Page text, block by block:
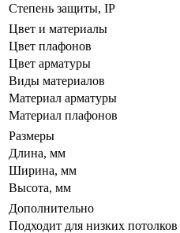
Степень защиты, IP
Цвет и материалы
Цвет плафонов
Цвет арматуры
Виды материалов
Материал арматуры
Материал плафонов
Размеры
Длина, мм
Ширина, мм
Высота, мм
Дополнительно
Подходит для низких потолков